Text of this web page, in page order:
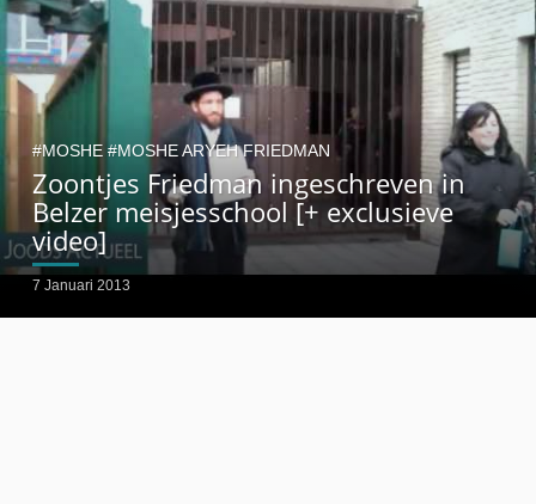
Zoontjes Friedman ingeschreven in
Belzer meisjesschool [+ exclusieve
video]
7 Januari 2013
MOSHE MOSHE ARYEH FRIEDMAN